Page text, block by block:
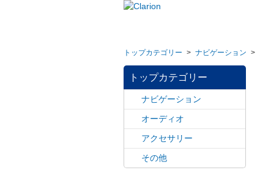
トップカテゴリー > ナビゲーション >
トップカテゴリー
ナビゲーション
オーディオ
アクセサリー
その他